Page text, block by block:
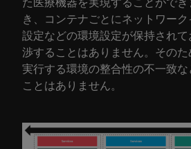
き、コンテナごとにネットワー
設定などの環境設定が保持され
渉することはありません。その
実行する環境の整合性の不一致
ことはありません。